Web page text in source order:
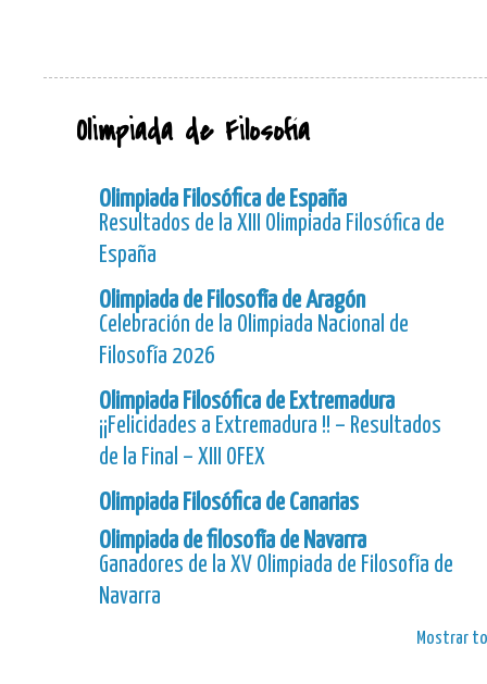
Olimpiada de Filosofía
Olimpiada Filosófica de España
Resultados de la XIII Olimpiada Filosófica de
España
Olimpiada de Filosofía de Aragón
Celebración de la Olimpiada Nacional de
Filosofía 2026
Olimpiada Filosófica de Extremadura
¡¡Felicidades a Extremadura !! – Resultados
de la Final – XIII OFEX
Olimpiada Filosófica de Canarias
Olimpiada de filosofía de Navarra
Ganadores de la XV Olimpiada de Filosofía de
Navarra
Mostrar